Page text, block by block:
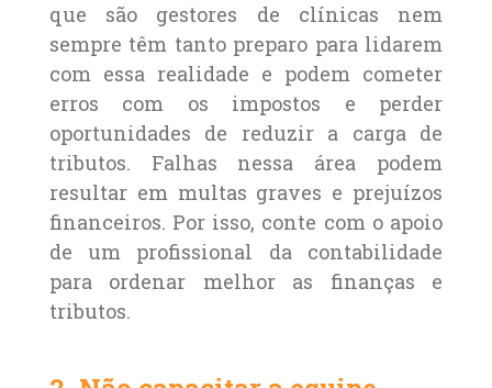
que são gestores de clínicas nem
sempre têm tanto preparo para lidarem
com essa realidade e podem cometer
erros com os impostos e perder
oportunidades de reduzir a carga de
tributos. Falhas nessa área podem
resultar em multas graves e prejuízos
financeiros. Por isso, conte com o apoio
de um profissional da contabilidade
para ordenar melhor as finanças e
tributos.